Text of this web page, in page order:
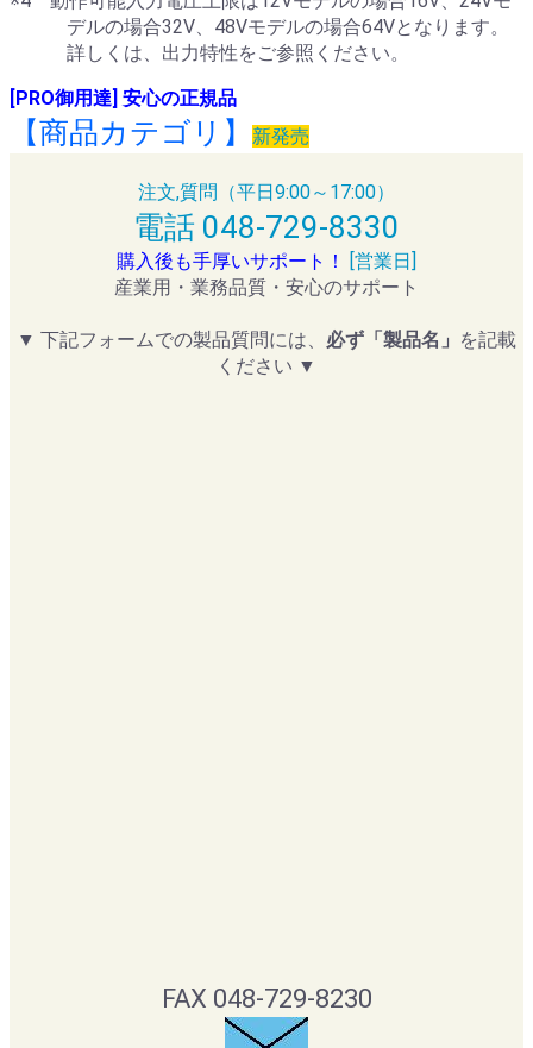
デルの場合32V、48Vモデルの場合64Vとなります。
詳しくは、出力特性をご参照ください。
[PRO御用達] 安心の正規品
【商品カテゴリ】 新発売
注文,質問（平日9:00～17:00）
電話 048-729-8330
購入後も手厚いサポート！
[営業日]
産業用・業務品質・安心のサポート
▼ 下記フォームでの製品質問には、 必ず「製品名」 を記載
ください ▼
FAX 048-729-8230